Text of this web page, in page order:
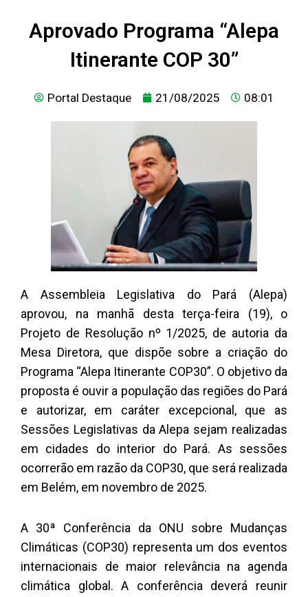
Aprovado Programa “Alepa
Itinerante COP 30”
Portal Destaque 21/08/2025 08:01
A Assembleia Legislativa do Pará (Alepa)
aprovou, na manhã desta terça-feira (19), o
Projeto de Resolução nº 1/2025, de autoria da
Mesa Diretora, que dispõe sobre a criação do
Programa “Alepa Itinerante COP30”. O objetivo da
proposta é ouvir a população das regiões do Pará
e autorizar, em caráter excepcional, que as
Sessões Legislativas da Alepa sejam realizadas
em cidades do interior do Pará. As sessões
ocorrerão em razão da COP30, que será realizada
em Belém, em novembro de 2025.
A 30ª Conferência da ONU sobre Mudanças
Climáticas (COP30) representa um dos eventos
internacionais de maior relevância na agenda
climática global. A conferência deverá reunir